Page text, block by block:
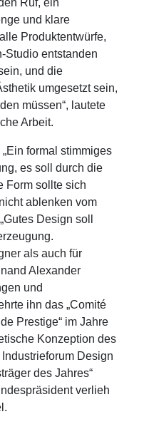
Ruf, ein
und klare
Produktentwürfe,
Studio entstanden
und die
umgesetzt sein,
müssen“, lautete
Arbeit.
formal stimmiges
es soll durch die
Form sollte sich
ablenken vom
Design soll
als auch für
Alexander
und
ihn das „Comité
Prestige“ im Jahre
Konzeption des
Design
des Jahres“
verlieh